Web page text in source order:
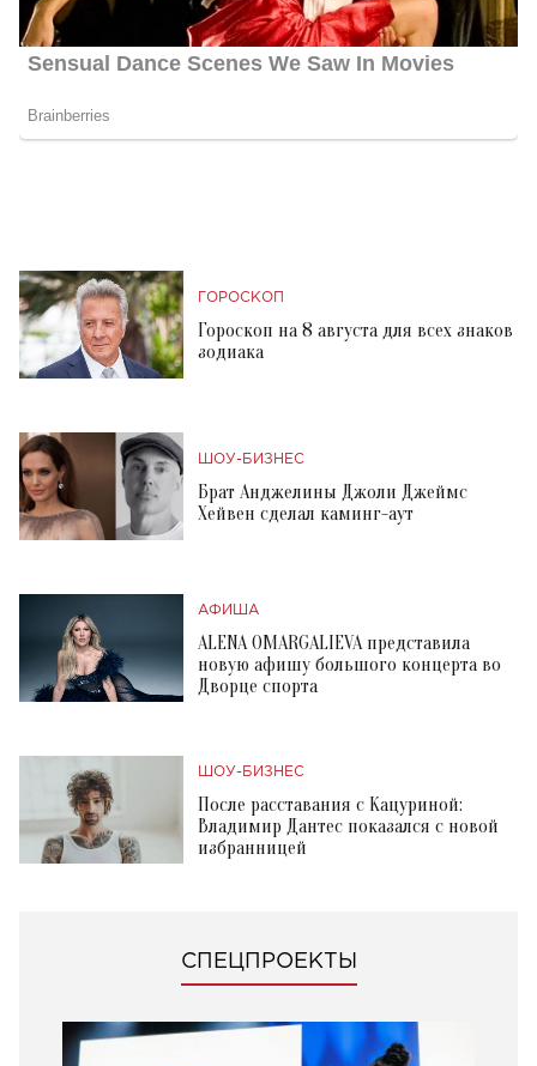
ГОРОСКОП
Гороскоп на 8 августа для всех знаков
зодиака
ШОУ-БИЗНЕС
Брат Анджелины Джоли Джеймс
Хейвен сделал каминг-аут
АФИША
ALENA OMARGALIEVA представила
новую афишу большого концерта во
Дворце спорта
ШОУ-БИЗНЕС
После расставания с Кацуриной:
Владимир Дантес показался с новой
избранницей
СПЕЦПРОЕКТЫ